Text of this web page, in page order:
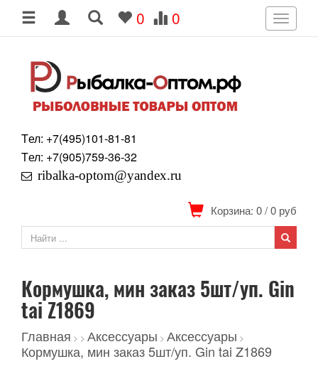
0 0
Toggle
Tел: +7(495)101-81-81
Tел: +7(905)759-36-32
ribalka-optom@yandex.ru
Корзина: 0/0 руб
Кормушка, мин заказ 5шт/уп. Gin
tai Z1869
Главная > > Аксессуары > Аксессуары >
Кормушка, мин заказ 5шт/уп. Gin tai Z1869